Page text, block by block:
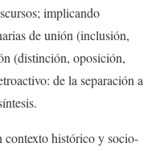
implicando
de unión (inclusión,
(distinción, oposición,
de la separación a
contexto histórico y socio-